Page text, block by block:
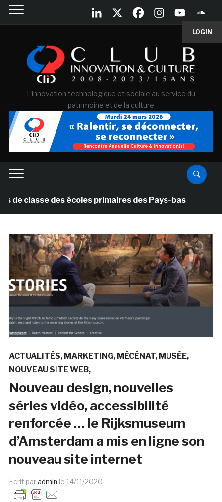
LOGIN
L'innovation technologique et sociale au service du
patrimoine et de la culture
des écoles primaires des Pays-bas il y a 1 mois
ACTUALITÉS MARKETING MÉCÉNAT MUSÉE
NOUVEAU SITE WEB
Nouveau design, nouvelles
séries vidéo, accessibilité
renforcée … le Rijksmuseum
d’Amsterdam a mis en ligne son
nouveau site internet
Ecrit paradmin le 14/11/2020